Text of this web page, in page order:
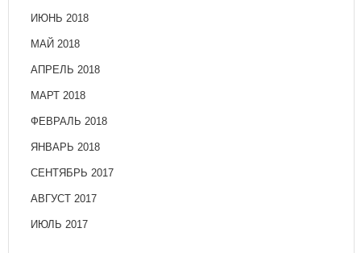
ИЮНЬ 2018
МАЙ 2018
АПРЕЛЬ 2018
МАРТ 2018
ФЕВРАЛЬ 2018
ЯНВАРЬ 2018
СЕНТЯБРЬ 2017
АВГУСТ 2017
ИЮЛЬ 2017